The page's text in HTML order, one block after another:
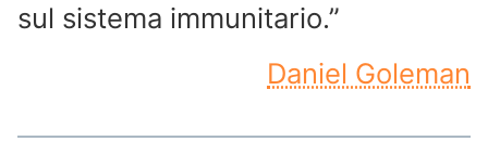
sul sistema immunitario.”
Daniel Goleman